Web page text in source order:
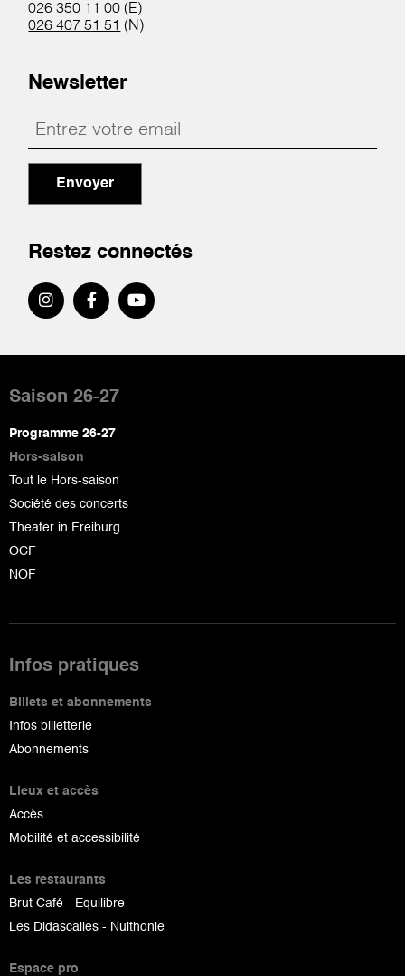
026 350 11 00 (E)
026 407 51 51 (N)
Newsletter
Envoyer
Restez connectés
de
page
Saison 26-27
Programme 26-27
Hors-saison
Tout le Hors-saison
Société des concerts
Theater in Freiburg
OCF
NOF
Infos pratiques
Billets et abonnements
Infos billetterie
Abonnements
Lieux et accès
Accès
Mobilité et accessibilité
Les restaurants
Brut Café - Equilibre
Les Didascalies - Nuithonie
Espace pro